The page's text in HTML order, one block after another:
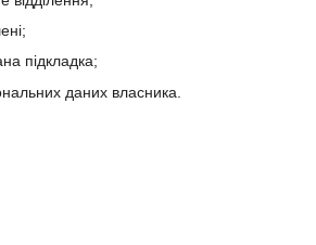
підкладка;
даних власника.